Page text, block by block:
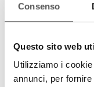
Consenso
Questo sito web
Utilizziamo i
annunci, per